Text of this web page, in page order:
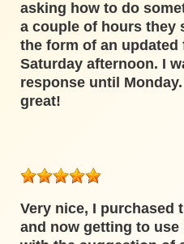
asking how to do
a couple of hours they
the form of an updated
Saturday afternoon. I
response until
great!
Very nice, I purchased
and now getting to